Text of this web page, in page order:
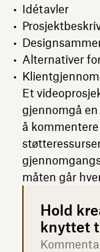
Idétavler
Alternativer
Et
gjennomgå
å
måten går
Hold
knyttet